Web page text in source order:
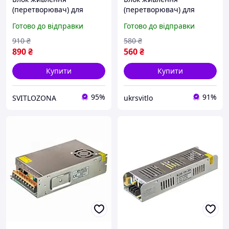
(перетворювач) для
LONG 12В 240Вт 20A - 2
роки гарантії! (проф.
серія)
Готово до відправки
890₴
910 ₴
Купити
SVITLOZONA 95%
(перетворювач) для
LONG 12В 100Вт 8.33A - 2
роки гарантії! (проф.
серія)
Готово до відправки
560₴
580 ₴
Купити
ukrsvitlo 91%